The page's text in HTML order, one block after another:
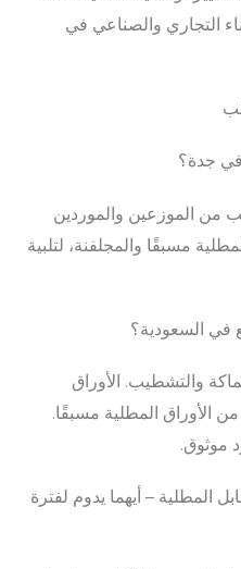
التجاري والصناعي في
من الموزعين والموردين
مسبقًا والمجلفنة، لتلبية
والتشطيب. الأوراق
الأوراق المطلية مسبقًا.
موثوق.
المطلية – أيهما يدوم لفترة